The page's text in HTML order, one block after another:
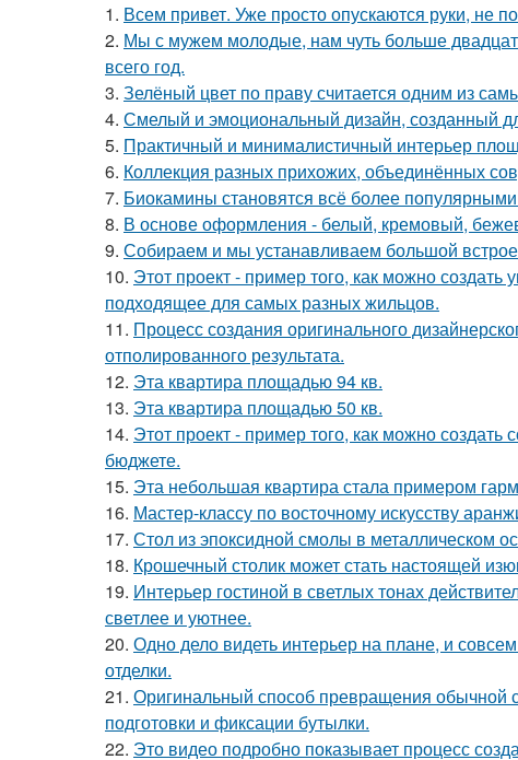
1. Всем привет. Уже просто опускаются руки, не
2. Мы с мужем молодые, нам чуть больше
всего год.
3. Зелёный цвет по праву считается одним из
4. Смелый и эмоциональный дизайн, созданный
5. Практичный и минималистичный интерьер
6. Коллекция разных прихожих, объединённых
7. Биокамины становятся всё более
8. В основе оформления - белый, кремовый,
9. Собираем и мы устанавливаем большой
10. Этот проект - пример того, как можно
подходящее для самых разных жильцов.
11. Процесс создания оригинального
отполированного результата.
12. Эта квартира площадью 94 кв.
13. Эта квартира площадью 50 кв.
14. Этот проект - пример того, как можно
бюджете.
15. Эта небольшая квартира стала примером
16. Мастер-классу по восточному искусству
17. Стол из эпоксидной смолы в металлическом
18. Крошечный столик может стать настоящей
19. Интерьер гостиной в светлых тонах
светлее и уютнее.
20. Одно дело видеть интерьер на плане, и
отделки.
21. Оригинальный способ превращения обычной
подготовки и фиксации бутылки.
22. Это видео подробно показывает процесс